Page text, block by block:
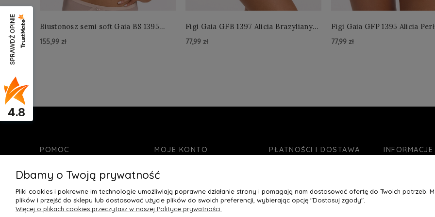
Biustonosz semi soft Gaia BS 1395
155,99 zł
Figi Gaia GFB 1397 Alicia Brazyliany
77,99 zł
Figi Gaia GFP 1395 Alicia
77,99 zł
POMOC
Bezpieczne zakupy
Zwroty i reklamacje
Regulamin
MOJE KONTO
Twoje zamówienia
Ulubione
PŁATNOŚCI I DOSTAWA
Koszty wysyłki
INFORMACJE
Blog
SPRAWDŹ OPINIE
4.8
Dbamy o Twoją prywatność
Pliki cookies i pokrewne im technologie umożliwiają poprawne działanie strony i pomagają nam dostosować ofertę do Twoich potrzeb.
plików i przejść do sklepu lub dostosować użycie plików do swoich preferencji, wybierając opcję "Dostosuj zgody".
Więcej o plikach cookies przeczytasz w naszej Polityce prywatności.